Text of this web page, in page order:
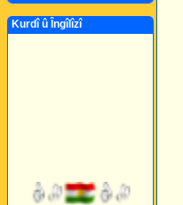
Kurdî û Îngîlîzî